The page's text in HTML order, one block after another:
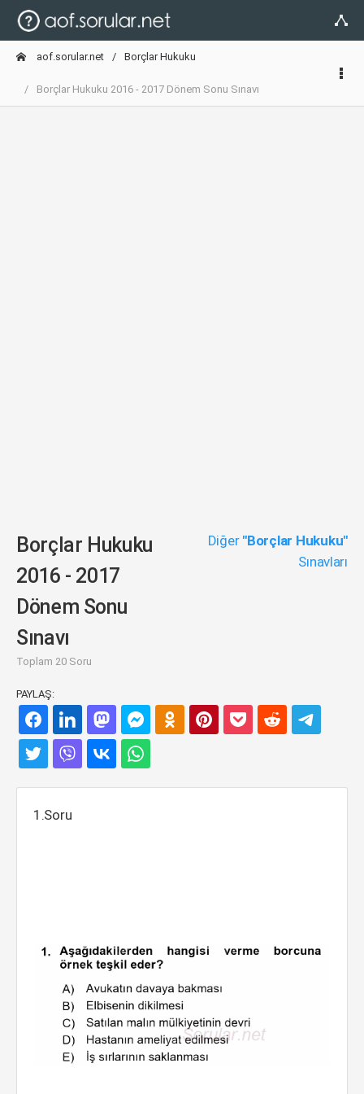
aof.sorular.net Borçlar Hukuku
Borçlar Hukuku 2016 - 2017 Dönem Sonu Sınavı
Borçlar Hukuku
2016 - 2017
Dönem Sonu
Sınavı
Toplam 20 Soru
Diğer "Borçlar Hukuku"
Sınavları
PAYLAŞ:
1.Soru